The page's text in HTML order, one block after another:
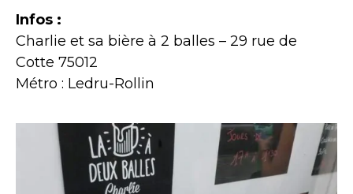
Infos :
Charlie et sa bière à 2 balles – 29 rue de
Cotte 75012
Métro : Ledru-Rollin